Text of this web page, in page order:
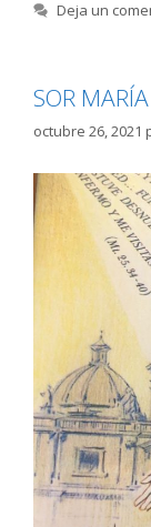
Deja un
SOR
octubre 26, 2021